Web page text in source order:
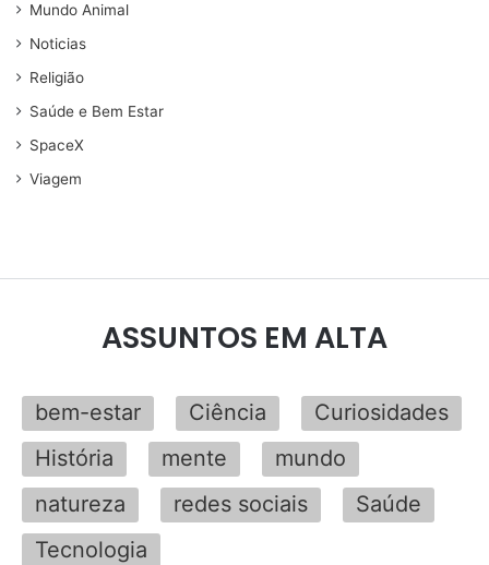
Mundo Animal
Noticias
Religião
Saúde e Bem Estar
SpaceX
Viagem
ASSUNTOS EM ALTA
bem-estar Ciência
Curiosidades
História
mente
mundo
natureza
redes sociais
Saúde
Tecnologia